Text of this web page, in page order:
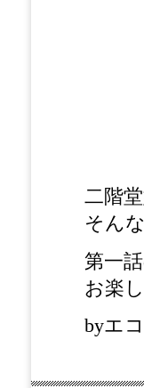
二階
そん
第一
お楽
byエ